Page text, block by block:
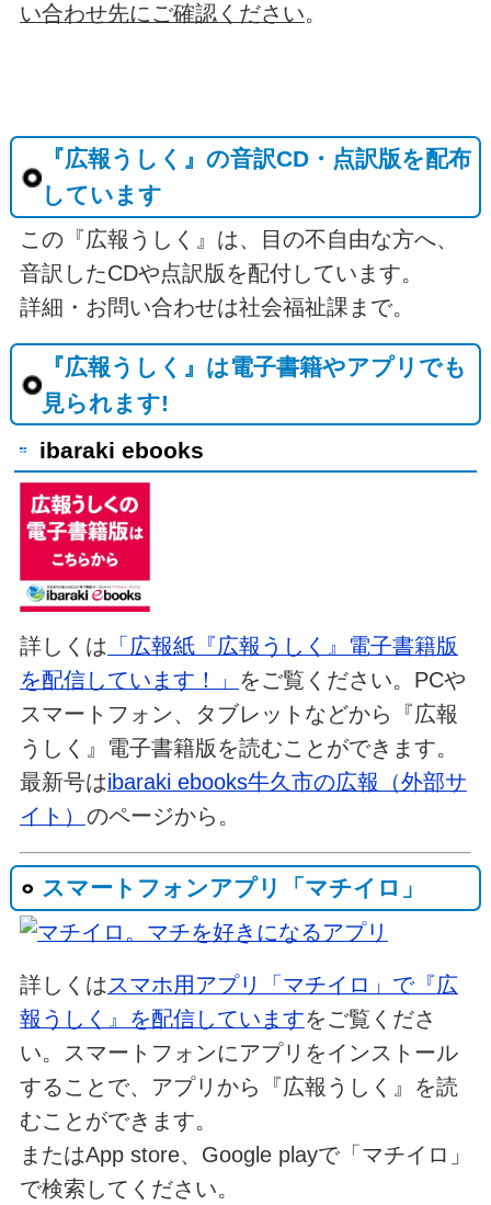
い合わせ先にご確認ください。
『広報うしく』の音訳CD・点訳版を配布
しています
この『広報うしく』は、目の不自由な方へ、
音訳したCDや点訳版を配付しています。
詳細・お問い合わせは社会福祉課まで。
『広報うしく』は電子書籍やアプリでも
見られます!
ibaraki ebooks
詳しくは 「広報紙『広報うしく』電子書籍版
を配信しています！」 をご覧ください。PCや
スマートフォン、タブレットなどから『広報
うしく』電子書籍版を読むことができます。
最新号はibaraki ebooks牛久市の広報（外部サ
イト） のページから。
スマートフォンアプリ「マチイロ」
詳しくは スマホ用アプリ「マチイロ」で『広
報うしく』を配信していますをご覧くださ
い。スマートフォンにアプリをインストール
することで、アプリから『広報うしく』を読
むことができます。
またはApp store、Google playで「マチイロ」
で検索してください。